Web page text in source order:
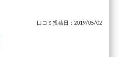
口コミ投稿日：2019/05/02